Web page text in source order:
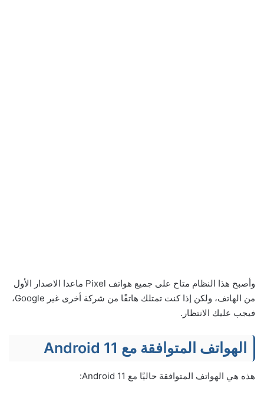
وأصبح هذا النظام متاح على جميع هواتف Pixel ماعدا الاصدار الأول
من الهاتف، ولكن إذا كنت تمتلك هاتفًا من شركة أخرى غير Google،
فيجب عليك الانتظار.
الهواتف المتوافقة مع Android 11
هذه هي الهواتف المتوافقة حاليًا مع Android 11: